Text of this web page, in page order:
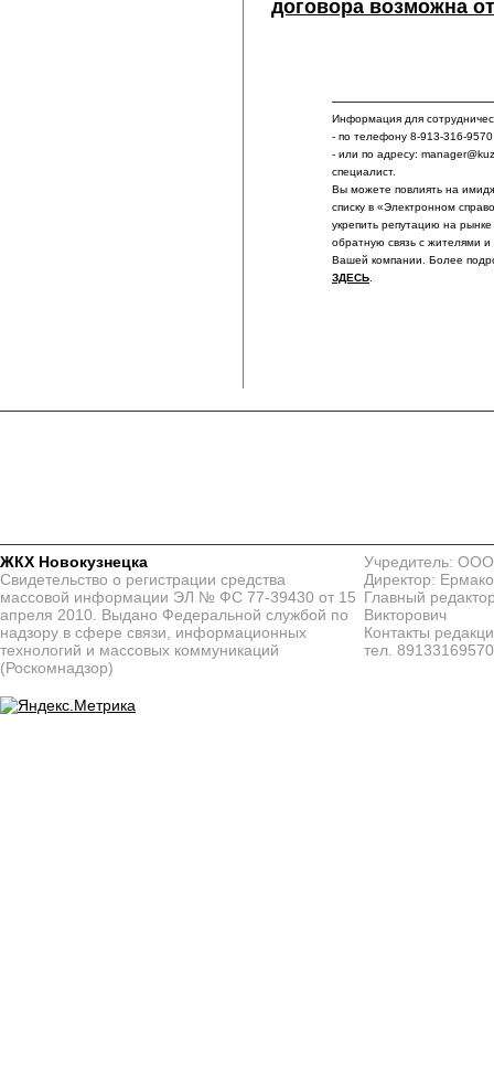
договора возможна
Информация для
- по телефону 8-913-316-9570
- или по адресу:
специалист.
Вы можете повлиять на
списку в «Электронном
укрепить репутацию на
обратную связь с жителями и
Вашей компании. Более
ЗДЕСЬ
ЖКХ Новокузнецка
Свидетельство о регистрации средства
массовой информации ЭЛ № ФС 77-39430 от 15
апреля 2010. Выдано Федеральной службой по
надзору в сфере связи, информационных
технологий и массовых коммуникаций
(Роскомнадзор)
Учредитель:
Директор:
Главный
Викторович
Контакты
тел. 89133169570